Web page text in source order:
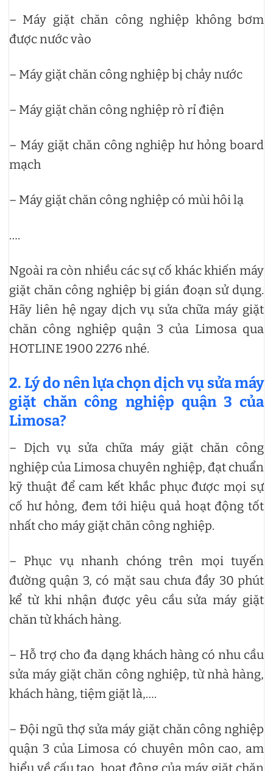
– Máy giặt chăn công nghiệp không bơm
được nước vào
– Máy giặt chăn công nghiệp bị chảy nước
– Máy giặt chăn công nghiệp rò rỉ điện
– Máy giặt chăn công nghiệp hư hỏng board
mạch
– Máy giặt chăn công nghiệp có mùi hôi lạ
….
Ngoài ra còn nhiều các sự cố khác khiến máy
giặt chăn công nghiệp bị gián đoạn sử dụng.
Hãy liên hệ ngay dịch vụ sửa chữa máy giặt
chăn công nghiệp quận 3 của Limosa qua
HOTLINE 1900 2276 nhé.
2. Lý do nên lựa chọn dịch vụ sửa máy
giặt chăn công nghiệp quận 3 của
Limosa?
– Dịch vụ sửa chữa máy giặt chăn công
nghiệp của Limosa chuyên nghiệp, đạt chuẩn
kỹ thuật để cam kết khắc phục được mọi sự
cố hư hỏng, đem tới hiệu quả hoạt động tốt
nhất cho máy giặt chăn công nghiệp.
– Phục vụ nhanh chóng trên mọi tuyến
đường quận 3, có mặt sau chưa đầy 30 phút
kể từ khi nhận được yêu cầu sửa máy giặt
chăn từ khách hàng.
– Hỗ trợ cho đa dạng khách hàng có nhu cầu
sửa máy giặt chăn công nghiệp, từ nhà hàng,
khách hàng, tiệm giặt là,….
– Đội ngũ thợ sửa máy giặt chăn công nghiệp
quận 3 của Limosa có chuyên môn cao, am